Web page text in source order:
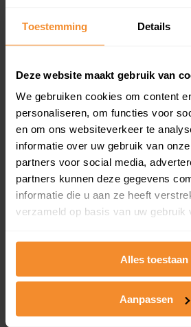
Toestemming Details
Deze website maakt gebruik van
We gebruiken cookies om content
personaliseren, om functies voor
en om ons websiteverkeer te
informatie over uw gebruik van
partners voor social media,
partners kunnen deze gegevens
informatie die u aan ze heeft
verzameld op basis van uw gebruik
Alles toestaan
Aanpassen
en koopdatum) binnen een
koopsommen.
Bekijk product
Direct leverbaar
Kadastrale kaart pakket
Alleen globale ligging perceel
omliggende percelen met de